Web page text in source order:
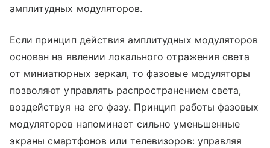
амплитудных модуляторов.
Если принцип действия амплитудных модуляторов
основан на явлении локального отражения света
от миниатюрных зеркал, то фазовые модуляторы
позволяют управлять распространением света,
воздействуя на его фазу. Принцип работы фазовых
модуляторов напоминает сильно уменьшенные
экраны смартфонов или телевизоров: управляя